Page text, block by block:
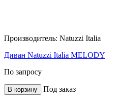
Производитель: Natuzzi Italia
Диван Natuzzi Italia MELODY
По запросу
В корзину Под заказ